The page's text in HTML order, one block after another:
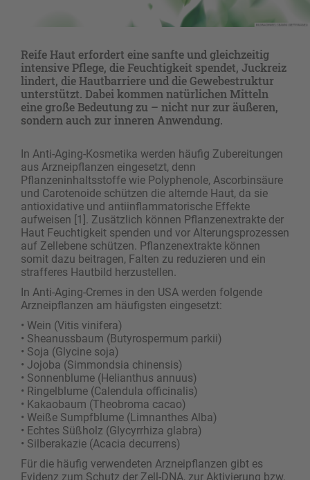
Reife Haut erfordert eine sanfte und gleichzeitig
intensive Pflege, die Feuchtigkeit spendet, Juckreiz
lindert, die Hautbarriere und die Gewebestruktur
unterstützt. Dabei kommen natürlichen Mitteln
eine große Bedeutung zu – nicht nur zur äußeren,
sondern auch zur inneren Anwendung.
In Anti-Aging-Kosmetika werden häufig Zubereitungen
aus Arzneipflanzen eingesetzt, denn
Pflanzeninhaltsstoffe wie Polyphenole, Ascorbinsäure
und Carotenoide schützen die alternde Haut, da sie
antioxidative und antiinflammatorische Effekte
aufweisen [1]. Zusätzlich können Pflanzenextrakte der
Haut Feuchtigkeit spenden und vor Alterungsprozessen
auf Zellebene schützen. Pflanzenextrakte können
somit dazu beitragen, Falten zu reduzieren und ein
strafferes Hautbild herzustellen.
In Anti-Aging-Cremes in den USA werden folgende
Arzneipflanzen am häufigsten eingesetzt:
• Wein (Vitis vinifera)
• Sheanussbaum (Butyrospermum parkii)
• Soja (Glycine soja)
• Jojoba (Simmondsia chinensis)
• Sonnenblume (Helianthus annuus)
• Ringelblume (Calendula officinalis)
• Kakaobaum (Theobroma cacao)
• Weiße Sumpfblume (Limnanthes Alba)
• Echtes Süßholz (Glycyrrhiza glabra)
• Silberakazie (Acacia decurrens)
Für die häufig verwendeten Arzneipflanzen gibt es
Evidenz zum Schutz der Zell-DNA, zur Aktivierung bzw.